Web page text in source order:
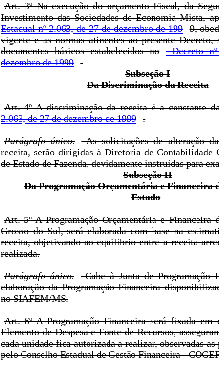
Art. 3º Na execução do orçamento Fiscal, da
Investimento das Sociedades de Economia Mista,
Estadual nº 2.063, de 27 de dezembro de 199
9,
vigente e as normas atinentes ao presente Decreto,
documentos básicos estabelecidos no
Decreto
dezembro de 1999
.
Subseção I
Da Discriminação da Receita
Art. 4º A discriminação da receita é a constante
2.063, de 27 de dezembro de 1999
.
Parágrafo único.
As solicitações de alteração
receita, serão dirigidas à Diretoria de Contabilidade
de Estado de Fazenda, devidamente instruídas para
Subseção II
Da Programação Orçamentária e Financeira
Estado
Art. 5º A Programação Orçamentária e Financeira
Grosso do Sul, será elaborada com base na
receita, objetivando ao equilíbrio entre a receita
realizada.
Parágrafo único.
Cabe à Junta de Programação
elaboração da Programação Financeira
no SIAFEM/MS.
Art. 6º A Programação Financeira será fixada em
Elemento de Despesa e Fonte de Recursos,
cada unidade fica autorizada a realizar, observadas
pelo Conselho Estadual de Gestão Financeira -